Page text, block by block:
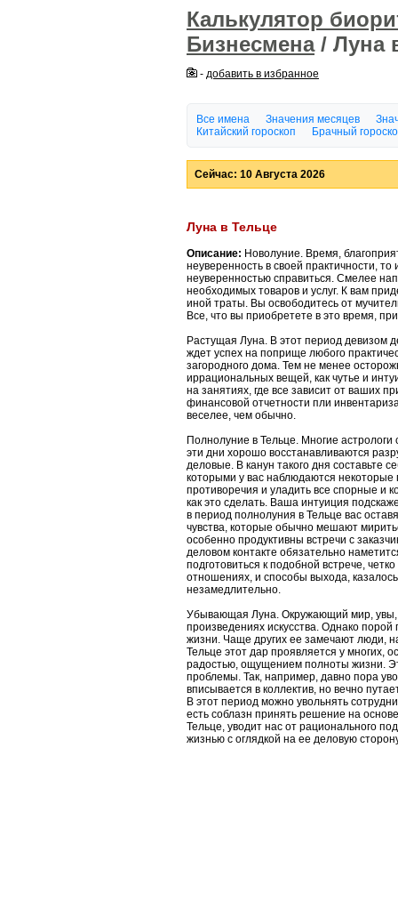
Калькулятор
Бизнесмена/ Луна
- добавить в избранное
Все имена Значения месяцев
Китайский гороскоп
Брачный
Сейчас: 10 Августа 2026
Луна в Тельце
Описание: Новолуние. Время,
неуверенность в своей практичности,
неуверенностью справиться. Смелее
необходимых товаров и услуг. К вам
иной траты. Вы освободитесь от
Все, что вы приобретете в это время,
Растущая Луна. В этот период девизом
ждет успех на поприще любого
загородного дома. Тем не менее
иррациональных вещей, как чутье и
на занятиях, где все зависит от ваших
финансовой отчетности пли
веселее, чем обычно.
Полнолуние в Тельце. Многие
эти дни хорошо восстанавливаются
деловые. В канун такого дня составьте
которыми у вас наблюдаются
противоречия и уладить все спорные и
как это сделать. Ваша интуиция
в период полнолуния в Тельце вас
чувства, которые обычно мешают
особенно продуктивны встречи с
деловом контакте обязательно
подготовиться к подобной встрече,
отношениях, и способы выхода,
незамедлительно.
Убывающая Луна. Окружающий мир, увы,
произведениях искусства. Однако
жизни. Чаще других ее замечают люди,
Тельце этот дар проявляется у многих,
радостью, ощущением полноты жизни.
проблемы. Так, например, давно пора
вписывается в коллектив, но вечно
В этот период можно увольнять
есть соблазн принять решение на
Тельце, уводит нас от рационального
жизнью с оглядкой на ее деловую